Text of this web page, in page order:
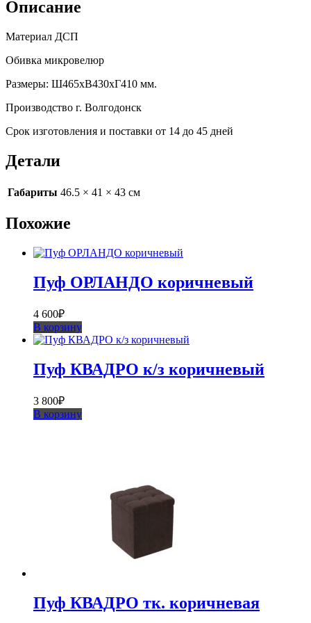
Описание
Материал ДСП
Обивка микровелюр
Размеры: Ш465хВ430хГ410 мм.
Производство г. Волгодонск
Срок изготовления и поставки от 14 до 45 дней
Детали
Габариты 46.5 × 41 × 43 см
Похожие
Пуф ОРЛАНДО коричневый
4 600₽
В корзину
Пуф КВАДРО к/з коричневый
3 800₽
В корзину
Пуф КВАДРО тк. коричневая